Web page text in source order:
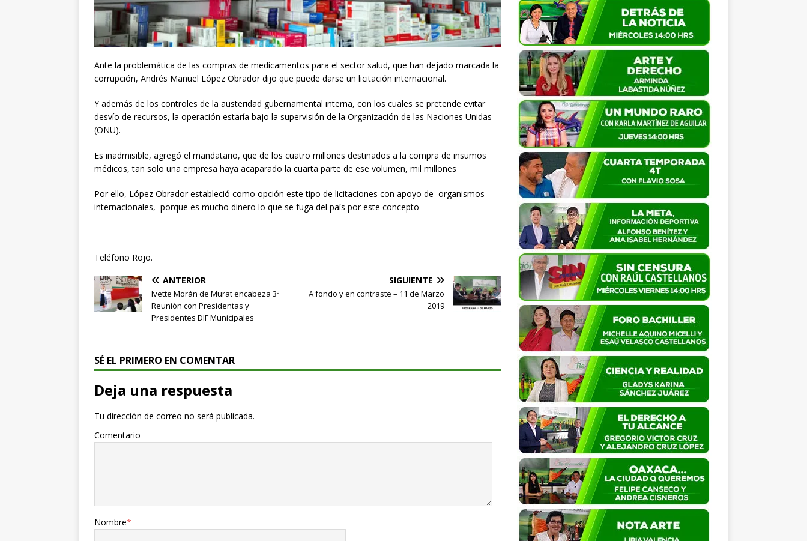
Ante la problemática de las compras de medicamentos para el sector salud, que han dejado marcada la
corrupción, Andrés Manuel López Obrador dijo que puede darse un licitación internacional.
Y además de los controles de la austeridad gubernamental interna, con los cuales se pretende evitar
desvío de recursos, la operación estaría bajo la supervisión de la Organización de las Naciones Unidas
(ONU).
Es inadmisible, agregó el mandatario, que de los cuatro millones destinados a la compra de insumos
médicos, tan solo una empresa haya acaparado la cuarta parte de ese volumen, mil millones
Por ello, López Obrador estableció como opción este tipo de licitaciones con apoyo de organismos
internacionales, porque es mucho dinero lo que se fuga del país por este concepto
Teléfono Rojo.
ANTERIOR
Ivette Morán de Murat encabeza 3ª
Reunión con Presidentas y
Presidentes DIF Municipales
SIGUIENTE
A fondo y en contraste – 11 de Marzo
2019
SÉ EL PRIMERO EN COMENTAR
Deja una respuesta
Tu dirección de correo no será publicada.
Comentario
Nombre*